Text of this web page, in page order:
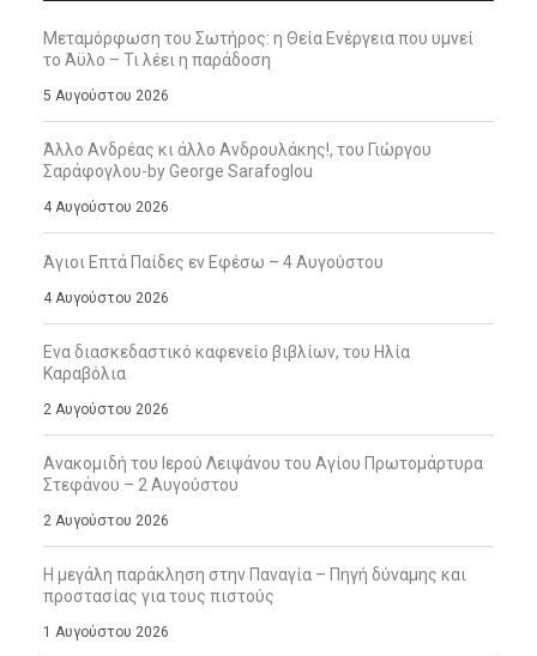
Μεταμόρφωση του Σωτήρος: η Θεία Ενέργεια που υμνεί
το Άϋλο – Τι λέει η παράδοση
5 Αυγούστου 2026
Άλλο Ανδρέας κι άλλο Ανδρουλάκης!, του Γιώργου
Σαράφογλου-by George Sarafoglou
4 Αυγούστου 2026
Άγιοι Επτά Παίδες εν Εφέσω – 4 Αυγούστου
4 Αυγούστου 2026
Ενα διασκεδαστικό καφενείο βιβλίων, του Ηλία
Καραβόλια
2 Αυγούστου 2026
Ανακομιδή του Ιερού Λειψάνου του Αγίου Πρωτομάρτυρα
Στεφάνου – 2 Αυγούστου
2 Αυγούστου 2026
Η μεγάλη παράκληση στην Παναγία – Πηγή δύναμης και
προστασίας για τους πιστούς
1 Αυγούστου 2026